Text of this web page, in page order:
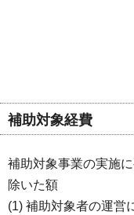
補助対象経費
補助対象事業の実施
除いた額
(1) 補助対象者の運営